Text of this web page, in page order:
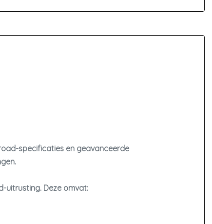
specificaties en geavanceerde
uitrusting. Deze omvat: